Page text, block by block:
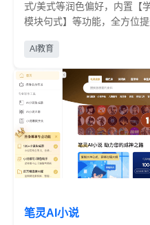
式/美式等润色偏好，内置【
模块句式】等功能，全方位
AI教育
笔灵AI小说